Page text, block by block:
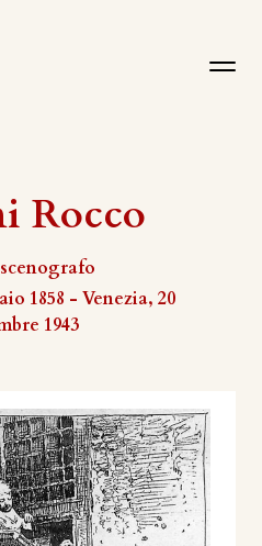
Rocco
1858 - Venezia, 20
1943